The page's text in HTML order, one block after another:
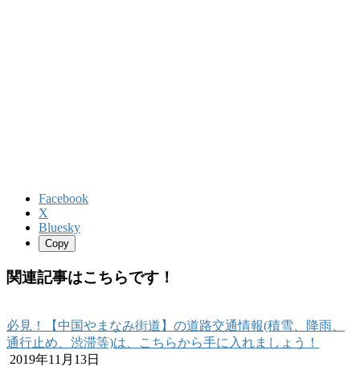
Facebook
X
Bluesky
Copy
関連記事はこちらです！
必見！【中国やまなみ街道】の道路交通情報(積雪、降雨、
通行止め、渋滞等)は、こちらから手に入れましょう！
2019年11月13日